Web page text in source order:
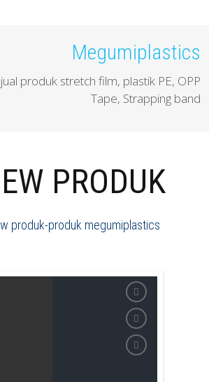
Megumiplastics
produk stretch film, plastik PE, OPP
Tape, Strapping band
PRODUK
produk-produk megumiplastics